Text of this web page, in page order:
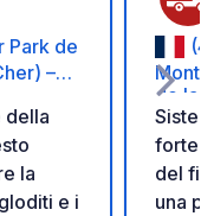
Park de
–
della
la
e i
de la
del
una